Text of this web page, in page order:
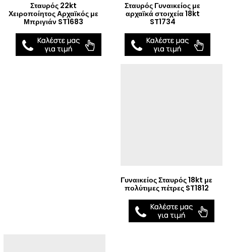
Σταυρός 22kt
Χειροποίητος Αρχαϊκός με
Μπριγιάν ST1683
Σταυρός Γυναικείος με
αρχαϊκά στοιχεία 18kt
ST1734
Γυναικείος Σταυρός 18kt με
πολύτιμες πέτρες ST1812